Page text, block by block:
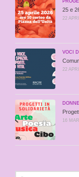
25 e
22
VOCI
22
16